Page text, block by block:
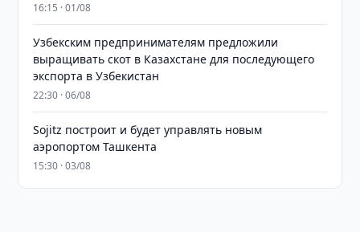
16:15 · 01/08
Узбекским предпринимателям предложили
выращивать скот в Казахстане для последующего
экспорта в Узбекистан
22:30 · 06/08
Sojitz построит и будет управлять новым
аэропортом Ташкента
15:30 · 03/08